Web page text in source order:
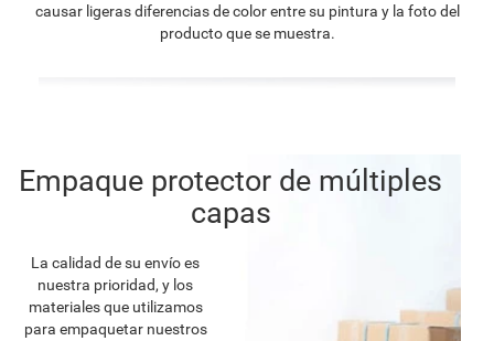
causar ligeras diferencias de color entre su pintura y la foto del
producto que se muestra.
Empaque protector de múltiples
capas
La calidad de su envío es
nuestra prioridad, y los
materiales que utilizamos
para empaquetar nuestros